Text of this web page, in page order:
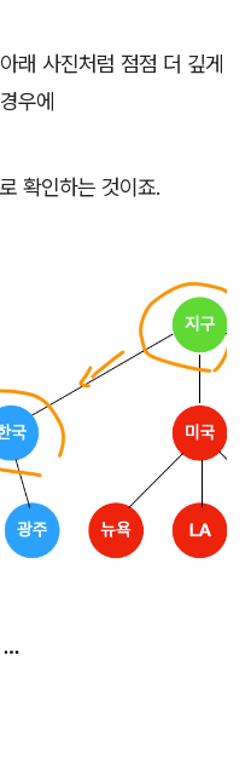
래 사진처럼 점점 더 깊게
우에
확인하는 것이죠.